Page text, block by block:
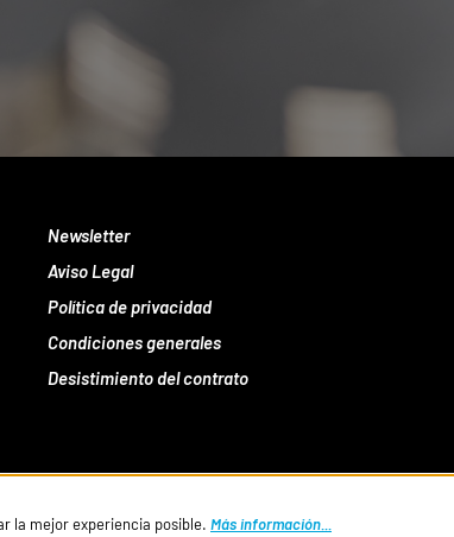
Newsletter
Aviso Legal
Política de privacidad
Condiciones generales
Desistimiento del contrato
la mejor experiencia posible. Más información...